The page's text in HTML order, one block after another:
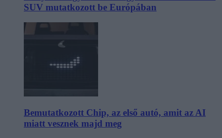
SUV mutatkozott be Európában
Bemutatkozott Chip, az első autó, amit az AI
miatt vesznek majd meg